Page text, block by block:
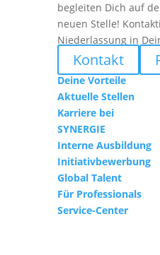
begleiten Dich auf
neuen Stelle!
Niederlassung in
Kontakt
Deine Vorteile
Aktuelle Stellen
Karriere bei
SYNERGIE
Interne Ausbildung
Initiativbewerbung
Global Talent
Für Professionals
Service-Center